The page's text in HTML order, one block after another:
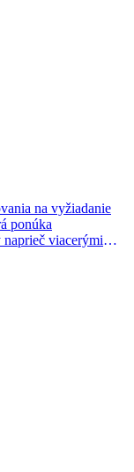
na vyžiadanie
ponúka
viacerými